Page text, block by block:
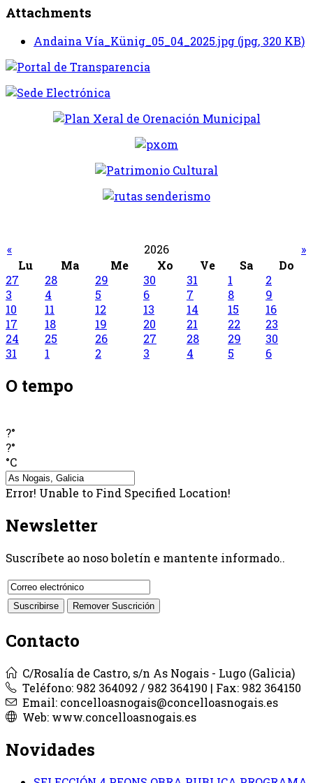
Attachments
Andaina Vía_Künig_05_04_2025.jpg (jpg, 320 KB)
« 2026
»
Lu
Ma Me Xo Ve Sa
Do
27
28 29 30 31 1
2
3
4 5 6 7 8
9
10
11 12 13 14 15
16
17
18 19 20 21 22
23
24
25 26 27 28 29
30
31
1 2 3 4 5 6
O tempo
?°
?°
°C
Error! Unable to Find Specified Location!
Newsletter
Suscríbete ao noso boletín e mantente informado..
Contacto
C/Rosalía de Castro, s/n As Nogais - Lugo (Galicia)
Teléfono: 982 364092 / 982 364190 | Fax: 982 364150
Email: concelloasnogais@concelloasnogais.es
Web: www.concelloasnogais.es
Novidades